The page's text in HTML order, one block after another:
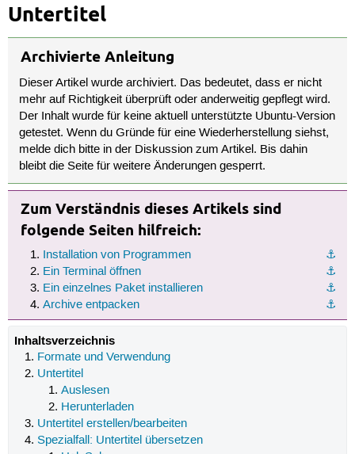
Untertitel
Archivierte Anleitung
Dieser Artikel wurde archiviert. Das bedeutet, dass er nicht
mehr auf Richtigkeit überprüft oder anderweitig gepflegt wird.
Der Inhalt wurde für keine aktuell unterstützte Ubuntu-Version
getestet. Wenn du Gründe für eine Wiederherstellung siehst,
melde dich bitte in der Diskussion zum Artikel. Bis dahin
bleibt die Seite für weitere Änderungen gesperrt.
Zum Verständnis dieses Artikels sind
folgende Seiten hilfreich:
⚓︎
Installation von Programmen
⚓︎
Ein Terminal öffnen
⚓︎
Ein einzelnes Paket installieren
⚓︎
Archive entpacken
Inhaltsverzeichnis
Formate und Verwendung
Untertitel
Auslesen
Herunterladen
Untertitel erstellen/bearbeiten
Spezialfall: Untertitel übersetzen